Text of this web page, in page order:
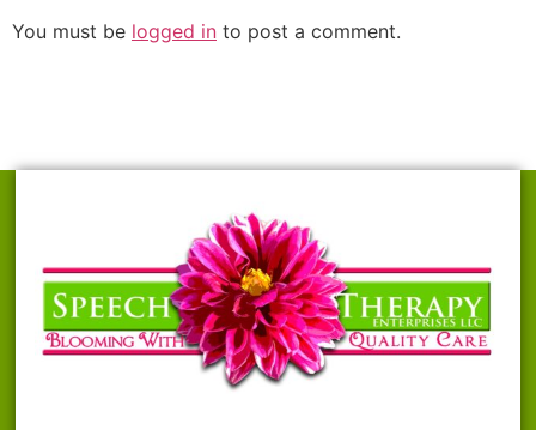
You must be logged in to post a comment.